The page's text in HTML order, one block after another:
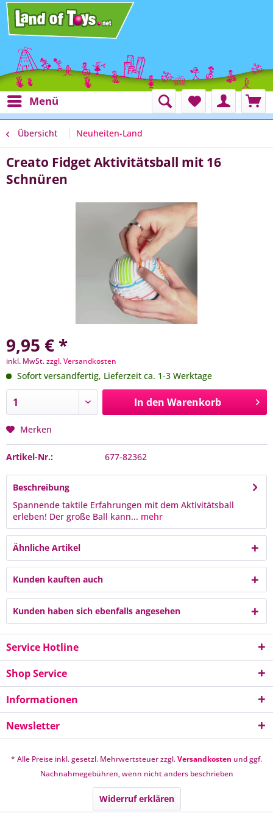
Menü
Übersicht Neuheiten-Land
Creato Fidget Aktivitätsball mit 16
Schnüren
9,95 € *
inkl. MwSt.zzgl. Versandkosten
Sofort versandfertig, Lieferzeit ca. 1-3 Werktage
In den Warenkorb
Merken
Artikel-Nr.: 677-82362
Beschreibung
Spannende taktile Erfahrungen mit dem Aktivitätsball
erleben! Der große Ball kann... mehr
Ähnliche Artikel
Kunden kauften auch
Kunden haben sich ebenfalls angesehen
Service Hotline
Shop Service
Informationen
Newsletter
* Alle Preise inkl. gesetzl. Mehrwertsteuer zzgl.Versandkosten und ggf.
Nachnahmegebühren, wenn nicht anders beschrieben
Widerruf erklären